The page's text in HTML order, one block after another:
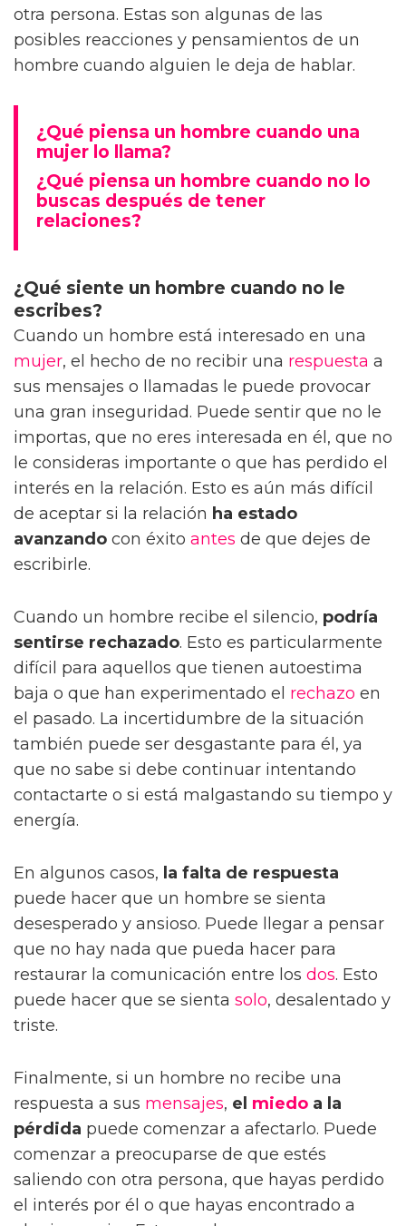
otra persona. Estas son algunas de las
posibles reacciones y pensamientos de un
hombre cuando alguien le deja de hablar.
¿Qué piensa un hombre cuando una
mujer lo llama?
¿Qué piensa un hombre cuando no lo
buscas después de tener
relaciones?
¿Qué siente un hombre cuando no le
escribes?
Cuando un hombre está interesado en una
mujer, el hecho de no recibir una respuesta a
sus mensajes o llamadas le puede provocar
una gran inseguridad. Puede sentir que no le
importas, que no eres interesada en él, que no
le consideras importante o que has perdido el
interés en la relación. Esto es aún más difícil
de aceptar si la relación ha estado
avanzando con éxito antes de que dejes de
escribirle.
Cuando un hombre recibe el silencio, podría
sentirse rechazado. Esto es particularmente
difícil para aquellos que tienen autoestima
baja o que han experimentado el rechazo en
el pasado. La incertidumbre de la situación
también puede ser desgastante para él, ya
que no sabe si debe continuar intentando
contactarte o si está malgastando su tiempo y
energía.
En algunos casos, la falta de respuesta
puede hacer que un hombre se sienta
desesperado y ansioso. Puede llegar a pensar
que no hay nada que pueda hacer para
restaurar la comunicación entre los dos. Esto
puede hacer que se sienta solo, desalentado y
triste.
Finalmente, si un hombre no recibe una
respuesta a sus mensajes, el miedo a la
pérdida puede comenzar a afectarlo. Puede
comenzar a preocuparse de que estés
saliendo con otra persona, que hayas perdido
el interés por él o que hayas encontrado a